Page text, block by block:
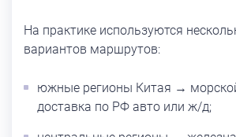
На практике используются
вариантов маршрутов:
южные регионы Китая →
доставка по РФ авто или ж/д;